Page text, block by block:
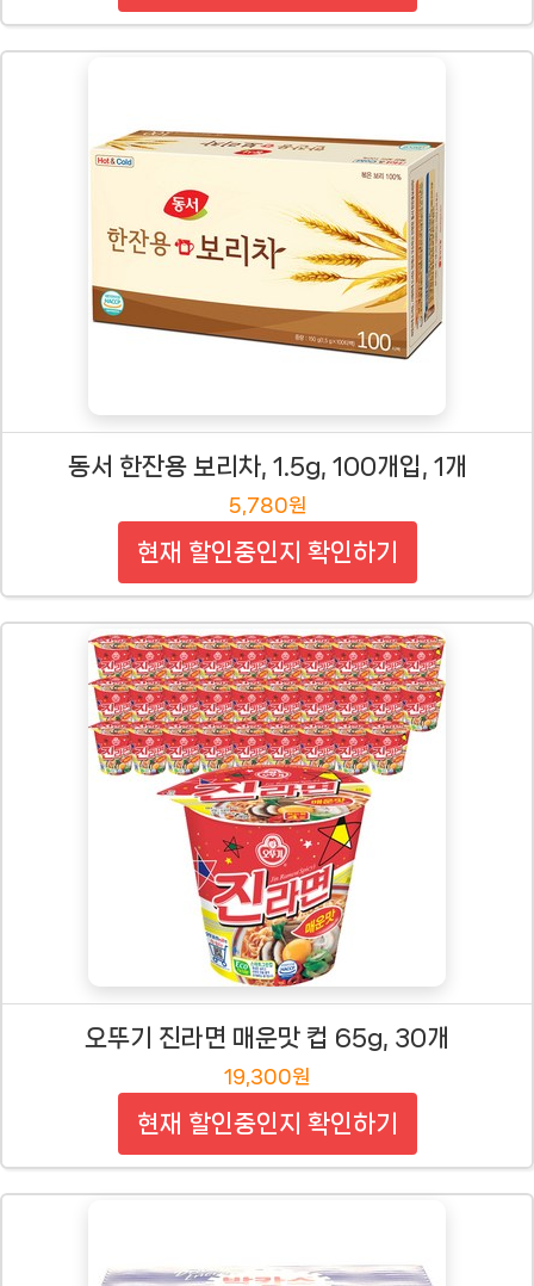
동서 한잔용 보리차, 1.5g, 100개입, 1개
5,780원
현재 할인중인지 확인하기
오뚜기 진라면 매운맛 컵 65g, 30개
19,300원
현재 할인중인지 확인하기